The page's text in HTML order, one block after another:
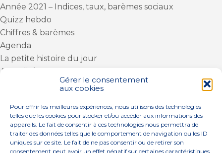
Gérer le consentement
aux cookies
Pour offrir les meilleures expériences, nous utilisons des technologies
telles que les cookies pour stocker et/ou accéder aux informations des
appareils. Le fait de consentir à ces technologies nous permettra de
traiter des données telles que le comportement de navigation ou les ID
uniques sur ce site. Le fait de ne pas consentir ou de retirer son
consentement peut avoir un effet négatif sur certaines caractéristiques
Année 2021 – Indices, taux, barèmes sociaux
Quizz hebdo
Chiffres & barèmes
Agenda
La petite histoire du jour
Actualités
Actu Sociale
Actu Juridique